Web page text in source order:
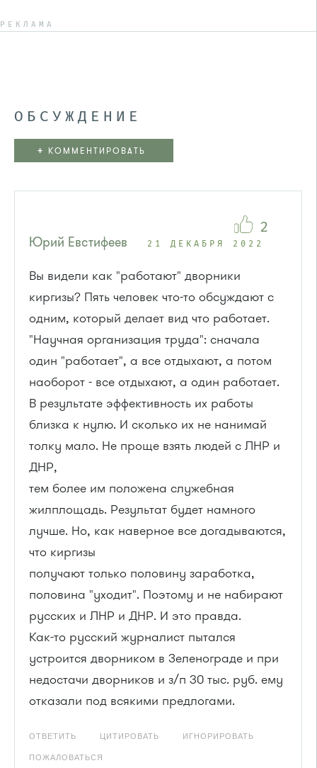
РЕКЛАМА
ОБСУЖДЕНИЕ
+ КОММЕНТИРОВАТЬ
Юрий Евстифеев 21 ДЕКАБРЯ 2022
Вы видели как "работают" дворники
киргизы? Пять человек что-то обсуждают с
одним, который делает вид что работает.
"Научная организация труда": сначала
один "работает", а все отдыхают, а потом
наоборот - все отдыхают, а один работает.
В результате эффективность их работы
близка к нулю. И сколько их не нанимай
толку мало. Не проще взять людей с ЛНР и
ДНР,
тем более им положена служебная
жилплощадь. Результат будет намного
лучше. Но, как наверное все догадываются,
что киргизы
получают только половину заработка,
половина "уходит". Поэтому и не набирают
русских и ЛНР и ДНР. И это правда.
Как-то русский журналист пытался
устроится дворником в Зеленограде и при
недостачи дворников и з/п 30 тыс. руб. ему
отказали под всякими предлогами.
ОТВЕТИТЬ ЦИТИРОВАТЬ ИГНОРИРОВАТЬ
ПОЖАЛОВАТЬСЯ
2